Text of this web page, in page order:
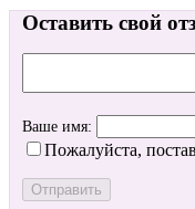
Оставить свой
Ваше имя:
Пожалуйста,